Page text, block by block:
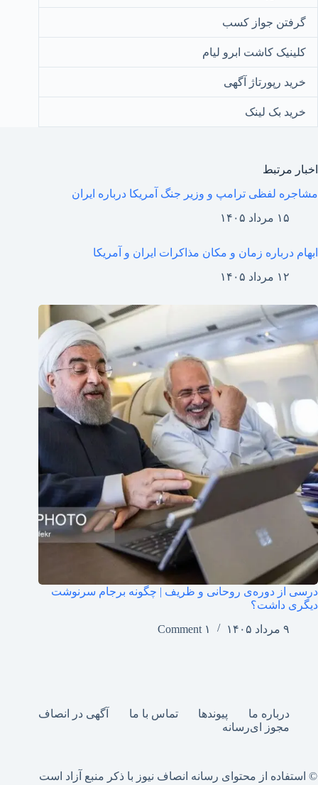
گرفتن جواز کسب
کلینیک کاشت ابرو لیام
خرید رپورتاژ آگهی
خرید بک لینک
اخبار مرتبط
مشاجره لفظی ترامپ و وزیر جنگ آمریکا درباره ایران
۱۵ مرداد ۱۴۰۵
ابهام درباره زمان و مکان مذاکرات ایران و آمریکا
۱۲ مرداد ۱۴۰۵
درسی از دوره‌ی روحانی و ظریف | چگونه برجام سرنوشت
دیگری داشت؟
۹ مرداد ۱۴۰۵
۱ Comment
درباره ما پیوندها تماس با ما
آگهی در انصاف
مجوز ای‌رسانه
© استفاده از محتوای رسانه انصاف نیوز با ذکر منبع آزاد است